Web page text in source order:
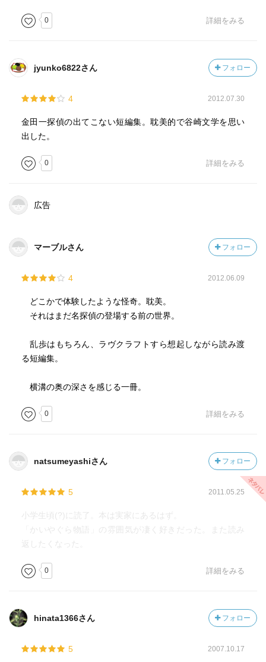
0 詳細をみる
jyunko6822さん フォロー
4 2012.07.30
金田一探偵の出てこない短編集。耽美的で谷崎文学を思い
出した。
0 詳細をみる
広告
マーブルさん フォロー
4 2012.06.09
どこかで体験したような怪奇。耽美。
それはまだ名探偵の登場する前の世界。
乱歩はもちろん、ラヴクラフトすら想起しながら読み渡
る短編集。
横溝の奥の深さを感じる一冊。
0 詳細をみる
natsumeyashiさん フォロー
5 2011.05.25
小学生頃(?)に読了。本は実家にあるはず。
「かいやぐら物語」の雰囲気が凄く好きだった。また読み
返したくなった。
0 詳細をみる
hinata1366さん フォロー
5 2007.10.17